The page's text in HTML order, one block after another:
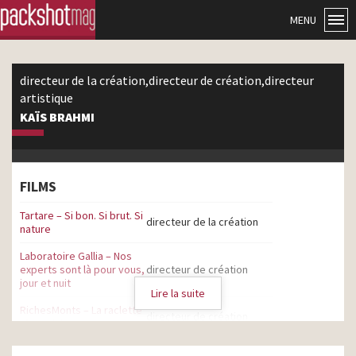
MENU
directeur de la création,directeur de création,directeur
artistique
KAÏS BRAHMI
FILMS
Tartare – Si bon. Si brut. Si
nature
directeur de la création
Laboratoire Gallia – Nos
experts sont là pour vous,
jour et nuit
directeur de création
RichesMonts – La raclette
c’est RichesMonts – 2024
Laboratoire Gallia – Post-
Lire la suite